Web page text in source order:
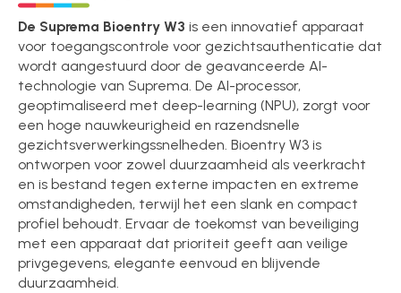
De Suprema Bioentry W3 is een innovatief apparaat
voor toegangscontrole voor gezichtsauthenticatie dat
wordt aangestuurd door de geavanceerde AI-
technologie van Suprema. De AI-processor,
geoptimaliseerd met deep-learning (NPU), zorgt voor
een hoge nauwkeurigheid en razendsnelle
gezichtsverwerkingssnelheden. Bioentry W3 is
ontworpen voor zowel duurzaamheid als veerkracht
en is bestand tegen externe impacten en extreme
omstandigheden, terwijl het een slank en compact
profiel behoudt. Ervaar de toekomst van beveiliging
met een apparaat dat prioriteit geeft aan veilige
privgegevens, elegante eenvoud en blijvende
duurzaamheid.